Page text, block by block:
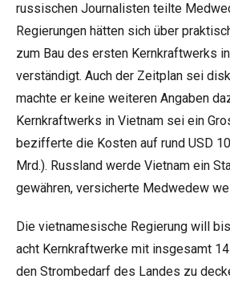
russischen Journalisten teilte
Regierungen hätten sich über
zum Bau des ersten Kernkraftwerks
verständigt. Auch der Zeitplan sei
machte er keine weiteren Angaben
Kernkraftwerks in Vietnam sei ein
bezifferte die Kosten auf rund USD
Mrd.). Russland werde Vietnam ein
gewähren, versicherte Medwedew
Die vietnamesische Regierung will
acht Kernkraftwerke mit insgesamt
den Strombedarf des Landes zu